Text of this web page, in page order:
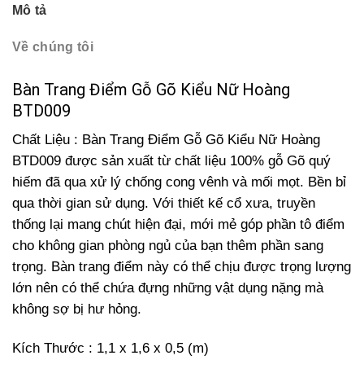
Mô tả
Về chúng tôi
Bàn Trang Điểm Gỗ Gõ Kiểu Nữ Hoàng
BTD009
Chất Liệu : Bàn Trang Điểm Gỗ Gõ Kiểu Nữ Hoàng
BTD009 được sản xuất từ chất liệu 100% gỗ Gõ quý
hiếm đã qua xử lý chống cong vênh và mối mọt. Bền bỉ
qua thời gian sử dụng. Với thiết kế cổ xưa, truyền
thống lại mang chút hiện đại, mới mẻ góp phần tô điểm
cho không gian phòng ngủ của bạn thêm phần sang
trọng. Bàn trang điểm này có thể chịu được trọng lượng
lớn nên có thể chứa đựng những vật dụng nặng mà
không sợ bị hư hỏng.
Kích Thước : 1,1 x 1,6 x 0,5 (m)